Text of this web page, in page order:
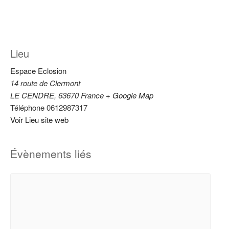
Lieu
Espace Eclosion
14 route de Clermont
LE CENDRE, 63670 France + Google Map
Téléphone0612987317
Voir Lieu site web
Évènements liés